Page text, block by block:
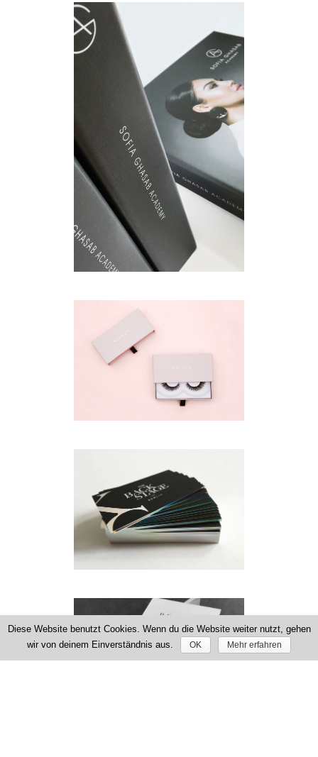
Diese Website benutzt Cookies. Wenn du die Website weiter nutzt, gehen
wir von deinem Einverständnis aus.
OK Mehr erfahren